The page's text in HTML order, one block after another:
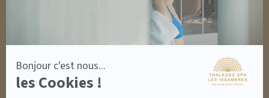
Bonjour c'est nous...
les Cookies !
8 BONNES RAISONS DE VENIR
MON COMPTE
MON PANIER